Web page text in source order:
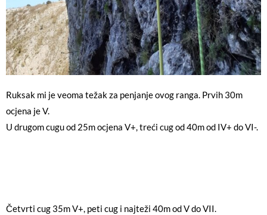
Ruksak mi je veoma težak za penjanje ovog ranga. Prvih 30m
ocjena je V.
U drugom cugu od 25m ocjena V+, treći cug od 40m od IV+ do VI-.
Četvrti cug 35m V+, peti cug i najteži 40m od V do VII.